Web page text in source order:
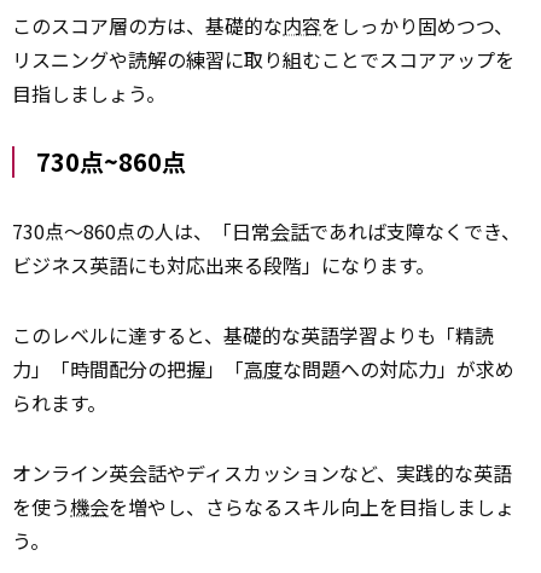
このスコア層の方は、基礎的な内容をしっかり固めつつ、
リスニングや読解の練習に取り組むことでスコアアップを
目指しましょう。
730点~860点
730点〜860点の人は、「日常会話であれば支障なくでき、
ビジネス英語にも対応出来る段階」になります。
このレベルに達すると、基礎的な英語学習よりも「精読
力」「時間配分の把握」「高度な問題への対応力」が求め
られます。
オンライン英会話やディスカッションなど、実践的な英語
を使う機会を増やし、さらなるスキル向上を目指しましょ
う。